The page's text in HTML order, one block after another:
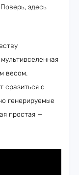
здесь
весом.
сразиться с
генерируемые
простая —